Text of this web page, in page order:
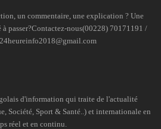
un commentaire, une explication ? Une
passer?Contactez-nous(00228) 70171191 /
d'information qui traite de l'actualité
Société, Sport & Santé..) et internationale en
réel et en continu.